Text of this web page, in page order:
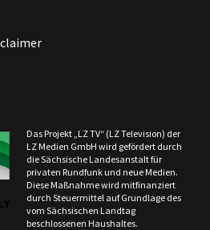
Das Projekt „LZ TV“ (LZ Television) der
LZ Medien GmbH wird gefördert durch
die Sächsische Landesanstalt für
privaten Rundfunk und neue Medien.
Diese Maßnahme wird mitfinanziert
durch Steuermittel auf Grundlage des
vom Sächsischen Landtag
beschlossenen Haushaltes.